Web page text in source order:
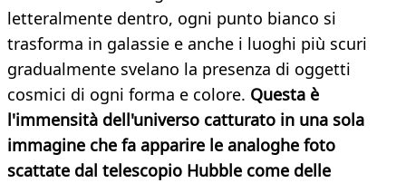
letteralmente dentro, ogni punto bianco si
trasforma in galassie e anche i luoghi più scuri
gradualmente svelano la presenza di oggetti
cosmici di ogni forma e colore. Questa è
l'immensità dell'universo catturato in una sola
immagine che fa apparire le analoghe foto
scattate dal telescopio Hubble come delle